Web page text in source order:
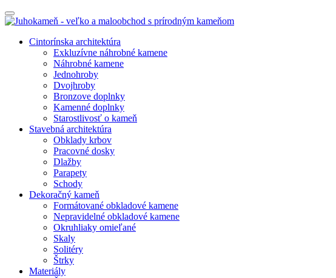
Cintorínska architektúra
Exkluzívne náhrobné kamene
Náhrobné kamene
Jednohroby
Dvojhroby
Bronzove doplnky
Kamenné doplnky
Starostlivosť o kameň
Stavebná architektúra
Obklady krbov
Pracovné dosky
Dlažby
Parapety
Schody
Dekoračný kameň
Formátované obkladové kamene
Nepravidelné obkladové kamene
Okruhliaky omieľané
Skaly
Solitéry
Štrky
Materiály